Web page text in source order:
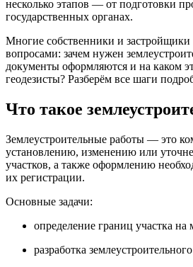
несколько этапов — от подготовки
государственных органах.
Многие собственники и застройщики
вопросами: зачем нужен
документы оформляются и на каком
геодезисты? Разберём все шаги
Что такое
Землеустроительные работы — это
установлению, изменению или
участков, а также оформлению
их регистрации.
Основные задачи:
определение границ участка на
разработка